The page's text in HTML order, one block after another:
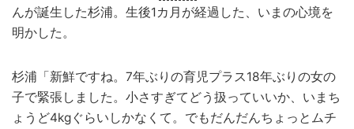
んが誕生した杉浦。生後1カ月が経過した、いまの心境を
明かした。
杉浦「新鮮ですね。7年ぶりの育児プラス18年ぶりの女の
子で緊張しました。小さすぎてどう扱っていいか、いまち
ょうど4kgぐらいしかなくて。でもだんだんちょっとムチ